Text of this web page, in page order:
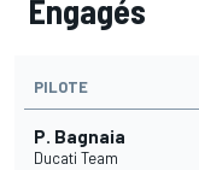
Engagés
PILOTE
P. Bagnaia
Ducati Team